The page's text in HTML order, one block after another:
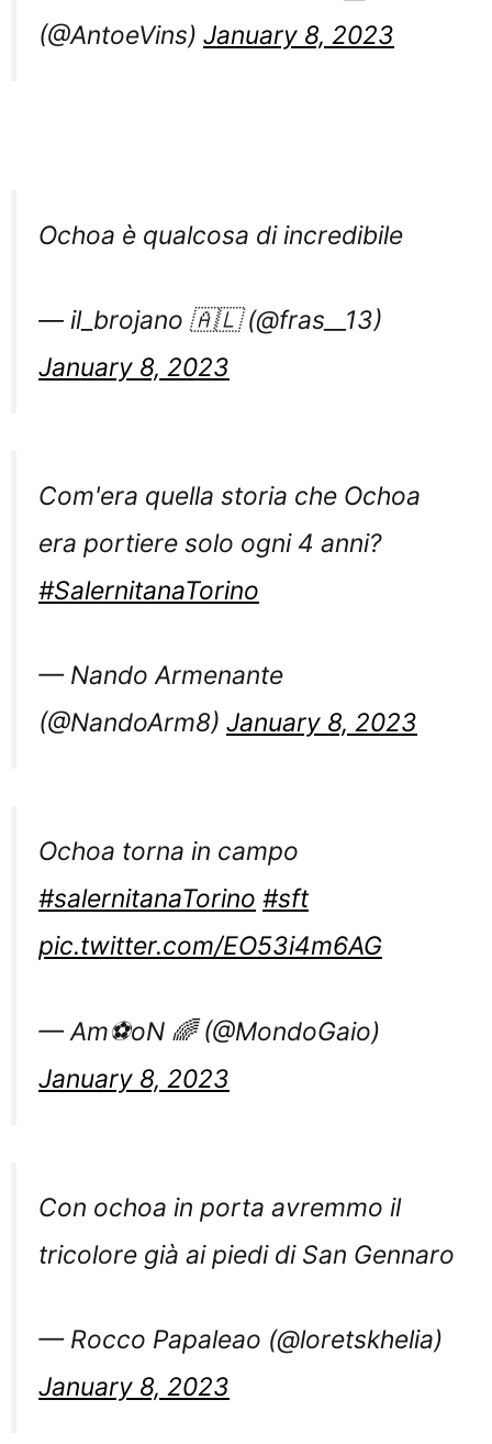
(@AntoeVins) January 8, 2023
Ochoa è qualcosa di incredibile
— il_brojano 🇦🇱 (@fras__13)
January 8, 2023
Com'era quella storia che Ochoa
era portiere solo ogni 4 anni?
#SalernitanaTorino
— Nando Armenante
(@NandoArm8) January 8, 2023
Ochoa torna in campo
#salernitanaTorino #sft
pic.twitter.com/EO53i4m6AG
— Am⚽️oN 🌈 (@MondoGaio)
January 8, 2023
Con ochoa in porta avremmo il
tricolore già ai piedi di San Gennaro
— Rocco Papaleao (@loretskhelia)
January 8, 2023